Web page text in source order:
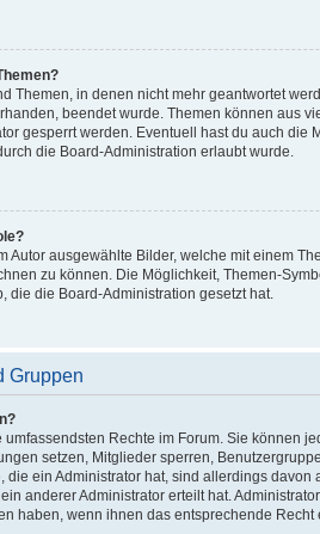
Themen, in denen nicht mehr geantwortet
beendet wurde. Themen können aus
gesperrt werden. Eventuell hast du auch die
die Board-Administration erlaubt wurde.
Autor ausgewählte Bilder, welche mit einem
zu können. Die Möglichkeit, Themen-
die die Board-Administration gesetzt hat.
Gruppen
Rechte im Forum. Sie können
setzen, Mitglieder sperren,
die ein Administrator hat, sind allerdings
anderer Administrator erteilt hat.
haben, wenn ihnen das entsprechende Recht